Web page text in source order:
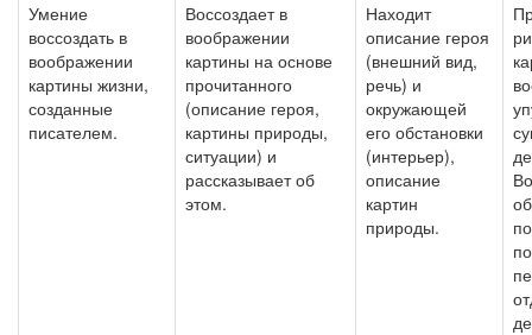
Умение
воссоздать в
воображении
картины жизни,
созданные
писателем.
Воссоздает в
воображении
картины на основе
прочитанного
(описание героя,
картины природы,
ситуации) и
рассказывает об
этом.
Находит
описание героя
(внешний вид,
речь) и
окружающей
его обстановки
(интерьер),
описание
картин
природы.